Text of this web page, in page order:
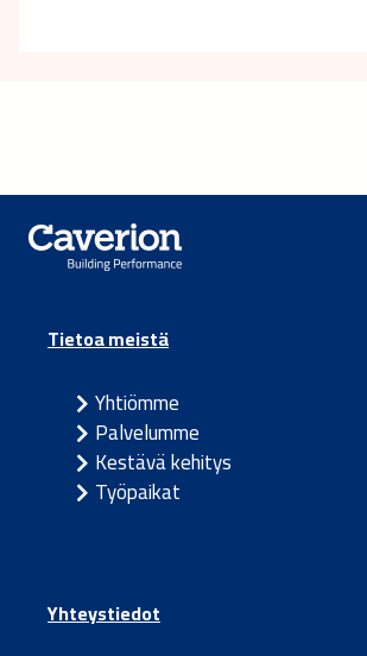
Tietoa meistä
Yhtiömme
Palvelumme
Kestävä kehitys
Työpaikat
Yhteystiedot